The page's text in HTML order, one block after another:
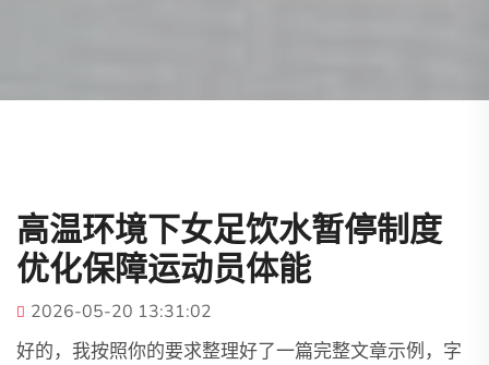
高温环境下女足饮水暂停制度
优化保障运动员体能
2026-05-20 13:31:02
好的，我按照你的要求整理好了一篇完整文章示例，字